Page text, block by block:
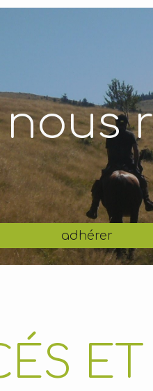
adhérer